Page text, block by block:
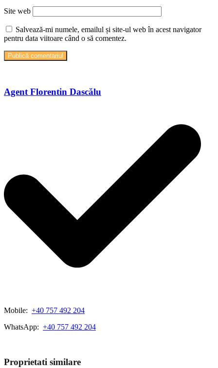
Site web
Salvează-mi numele, emailul și site-ul web în acest navigator
pentru data viitoare când o să comentez.
Agent Florentin Dascălu
Mobile: +40 757 492 204
WhatsApp: +40 757 492 204
Proprietati similare